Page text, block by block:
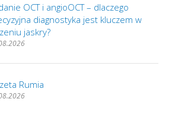
OCT i angioOCT – dlaczego
diagnostyka jest kluczem w
jaskry?
Rumia